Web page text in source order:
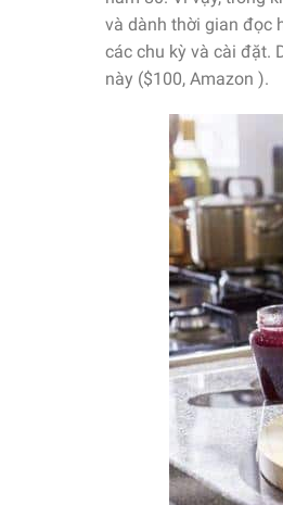
và dành thời gian đọc
các chu kỳ và cài đặt.
này ($100, Amazon ).